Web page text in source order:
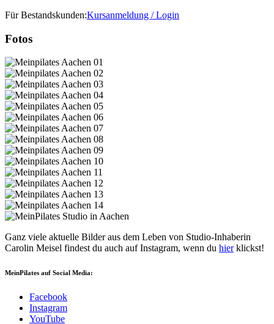
Für Bestandskunden:Kursanmeldung / Login
Fotos
Ganz viele aktuelle Bilder aus dem Leben von Studio-Inhaberin
Carolin Meisel findest du auch auf Instagram, wenn du hierklickst!
MeinPilates auf Social Media:
Facebook
Instagram
YouTube